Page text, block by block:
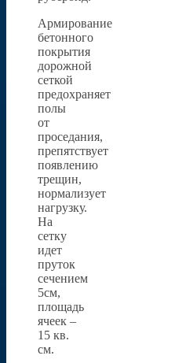
Армирование
бетонного
покрытия
дорожной
сеткой
предохраняет
полы
от
проседания,
препятствует
появлению
трещин,
нормализует
нагрузку.
На
сетку
идет
пруток
сечением
5см,
площадь
ячеек –
15 кв.
см.